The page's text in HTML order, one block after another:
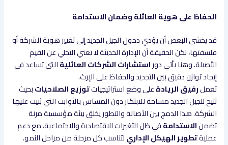
الحفاظ على هوية العائلة وضمان الاستدامة
قد يخشى البعض أن يؤدي دخول الجيل الجديد إلى تغيير هوية الشركة أو
فلسفتها، لكن الحقيقة أن الإدارة الحديثة لا تعني التخلي عن القيم
الأصيلة. وهنا يأتي دوراستشارات الشركات العائليةالتي تساعد في
إيجاد توازن دقيق بين التجديد والحفاظ على الإرث.
تعملرفيق الريادةعلى وضع استراتيجياتتوزيع الصلاحياتبحيث
تتيح للجيل الجديد مساحة للابتكار دون المساس بالثوابت التي بُنيت عليها
الشركة. هذا الدمج بين الأصالة والتطور يخلق بيئة مؤسسية مرنة
تضمنالاستدامةفي ظل التغيرات الاقتصادية والاجتماعية، مع دعم
عمليةتطوير الهيكل الإداريلتناسب كل مرحلة من مراحل النمو.